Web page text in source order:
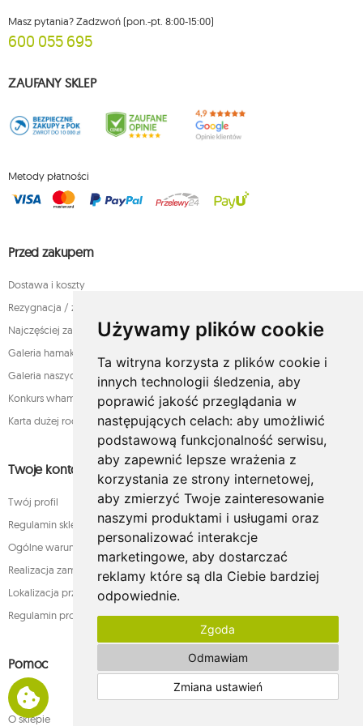
Używamy plików cookie
Ta witryna korzysta z plików cookie i
innych technologii śledzenia, aby
poprawić jakość przeglądania w
następujących celach: aby umożliwić
podstawową funkcjonalność serwisu,
aby zapewnić lepsze wrażenia z
korzystania ze strony internetowej,
aby zmierzyć Twoje zainteresowanie
naszymi produktami i usługami oraz
personalizować interakcje
marketingowe, aby dostarczać
reklamy które są dla Ciebie bardziej
odpowiednie.
Zgoda
Odmawiam
Zmiana ustawień
Masz pytania? Zadzwoń (pon.-pt. 8:00-15:00)
600 055 695
ZAUFANY SKLEP
Metody płatności
Przed zakupem
Dostawa i koszty
Rezygnacja / zwrot produktów w terminie 14 dni
Najczęściej zadawane pytania przed zakupem
Galeria hamaków
Galeria naszych klientów
Konkurs whamaku - rozstrzygnięty!
Karta dużej rodziny
Twoje konto
Twój profil
Regulamin sklepu internetowego whamaku.pl
Ogólne warunki sprzedaży
Realizacja zamówienia
Lokalizacja przesyłki
Regulamin programu lojalnościowego
Pomoc
Faq
O sklepie